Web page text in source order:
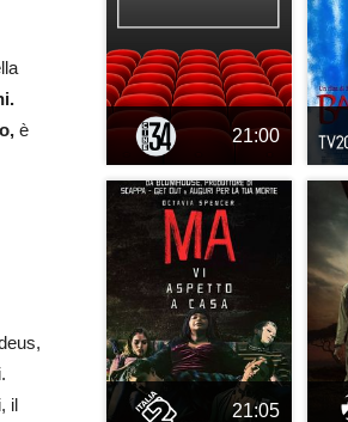
è
il
21:00
21:05